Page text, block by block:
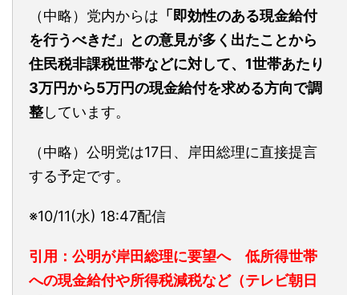
（中略）党内からは 「即効性のある現金給付
を行うべきだ」との意見が多く出たことから
住民税非課税世帯などに対して、1世帯あたり
3万円から5万円の現金給付を求める方向で調
整しています。
（中略）公明党は17日、岸田総理に直接提言
する予定です。
※10/11(水) 18:47配信
引用：公明が岸田総理に要望へ 低所得世帯
への現金給付や所得税減税など（テレビ朝日